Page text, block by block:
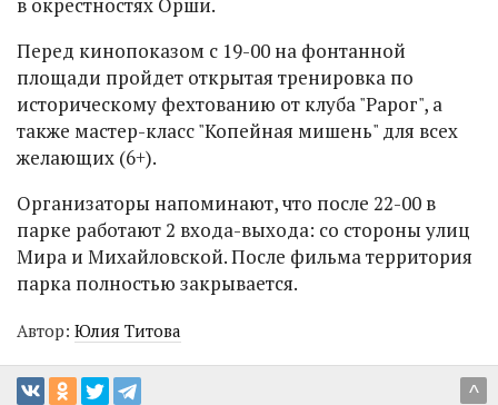
Перед кинопоказом с 19-00 на фонтанной
площади пройдет открытая тренировка по
историческому фехтованию от клуба "Рарог", а
также мастер-класс "Копейная мишень" для всех
желающих (6+).
Организаторы напоминают, что после 22-00 в
парке работают 2 входа-выхода: со стороны улиц
Мира и Михайловской. После фильма территория
парка полностью закрывается.
Автор: Юлия Титова
^